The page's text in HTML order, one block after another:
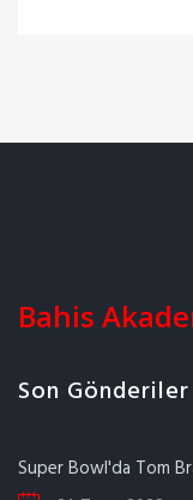
Bahis
Son Gönderiler
Super Bowl'da Tom